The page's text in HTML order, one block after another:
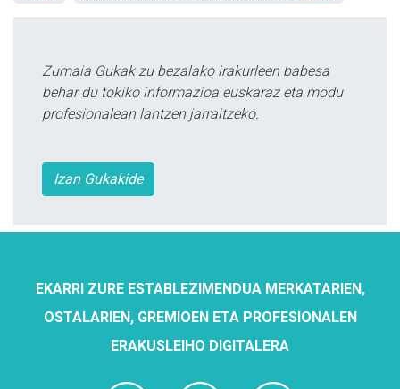
Zumaia Gukak zu bezalako irakurleen babesa
behar du tokiko informazioa euskaraz eta modu
profesionalean lantzen jarraitzeko.
Izan Gukakide
EKARRI ZURE ESTABLEZIMENDUA MERKATARIEN,
OSTALARIEN, GREMIOEN ETA PROFESIONALEN
ERAKUSLEIHO DIGITALERA